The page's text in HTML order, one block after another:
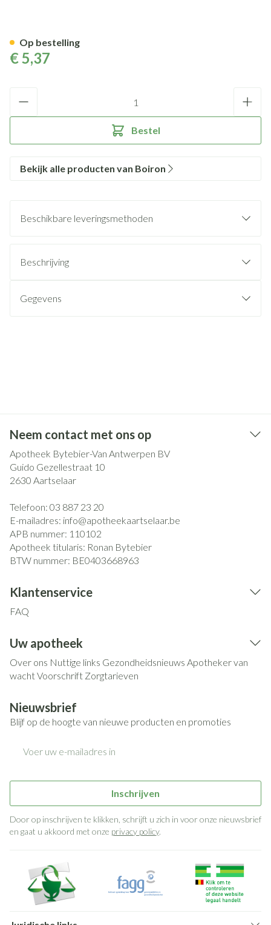
€ 5,37
Bestel
Op bestelling
Bekijk alle producten van Boiron
Beschikbare leveringsmethoden
Beschrijving
Gegevens
Neem contact met ons op
Apotheek Bytebier-Van Antwerpen BV
Guido Gezellestraat 10
2630 Aartselaar
Telefoon: 03 887 23 20
E-mailadres: info@apotheekaartselaar.be
APB nummer: 110102
Apotheek titularis: Ronan Bytebier
BTW nummer: BE0403668963
Klantenservice
FAQ
Uw apotheek
Over ons Nuttige links Gezondheidsnieuws Apotheker van
wachtVoorschrift Zorgtarieven
Nieuwsbrief
Blijf op de hoogte van nieuwe producten en promoties
Inschrijven
Door op inschrijven te klikken, schrijft u zich in voor onze nieuwsbrief
en gaat u akkoord met onze privacy policy.